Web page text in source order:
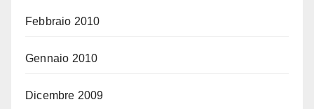
Febbraio 2010
Gennaio 2010
Dicembre 2009